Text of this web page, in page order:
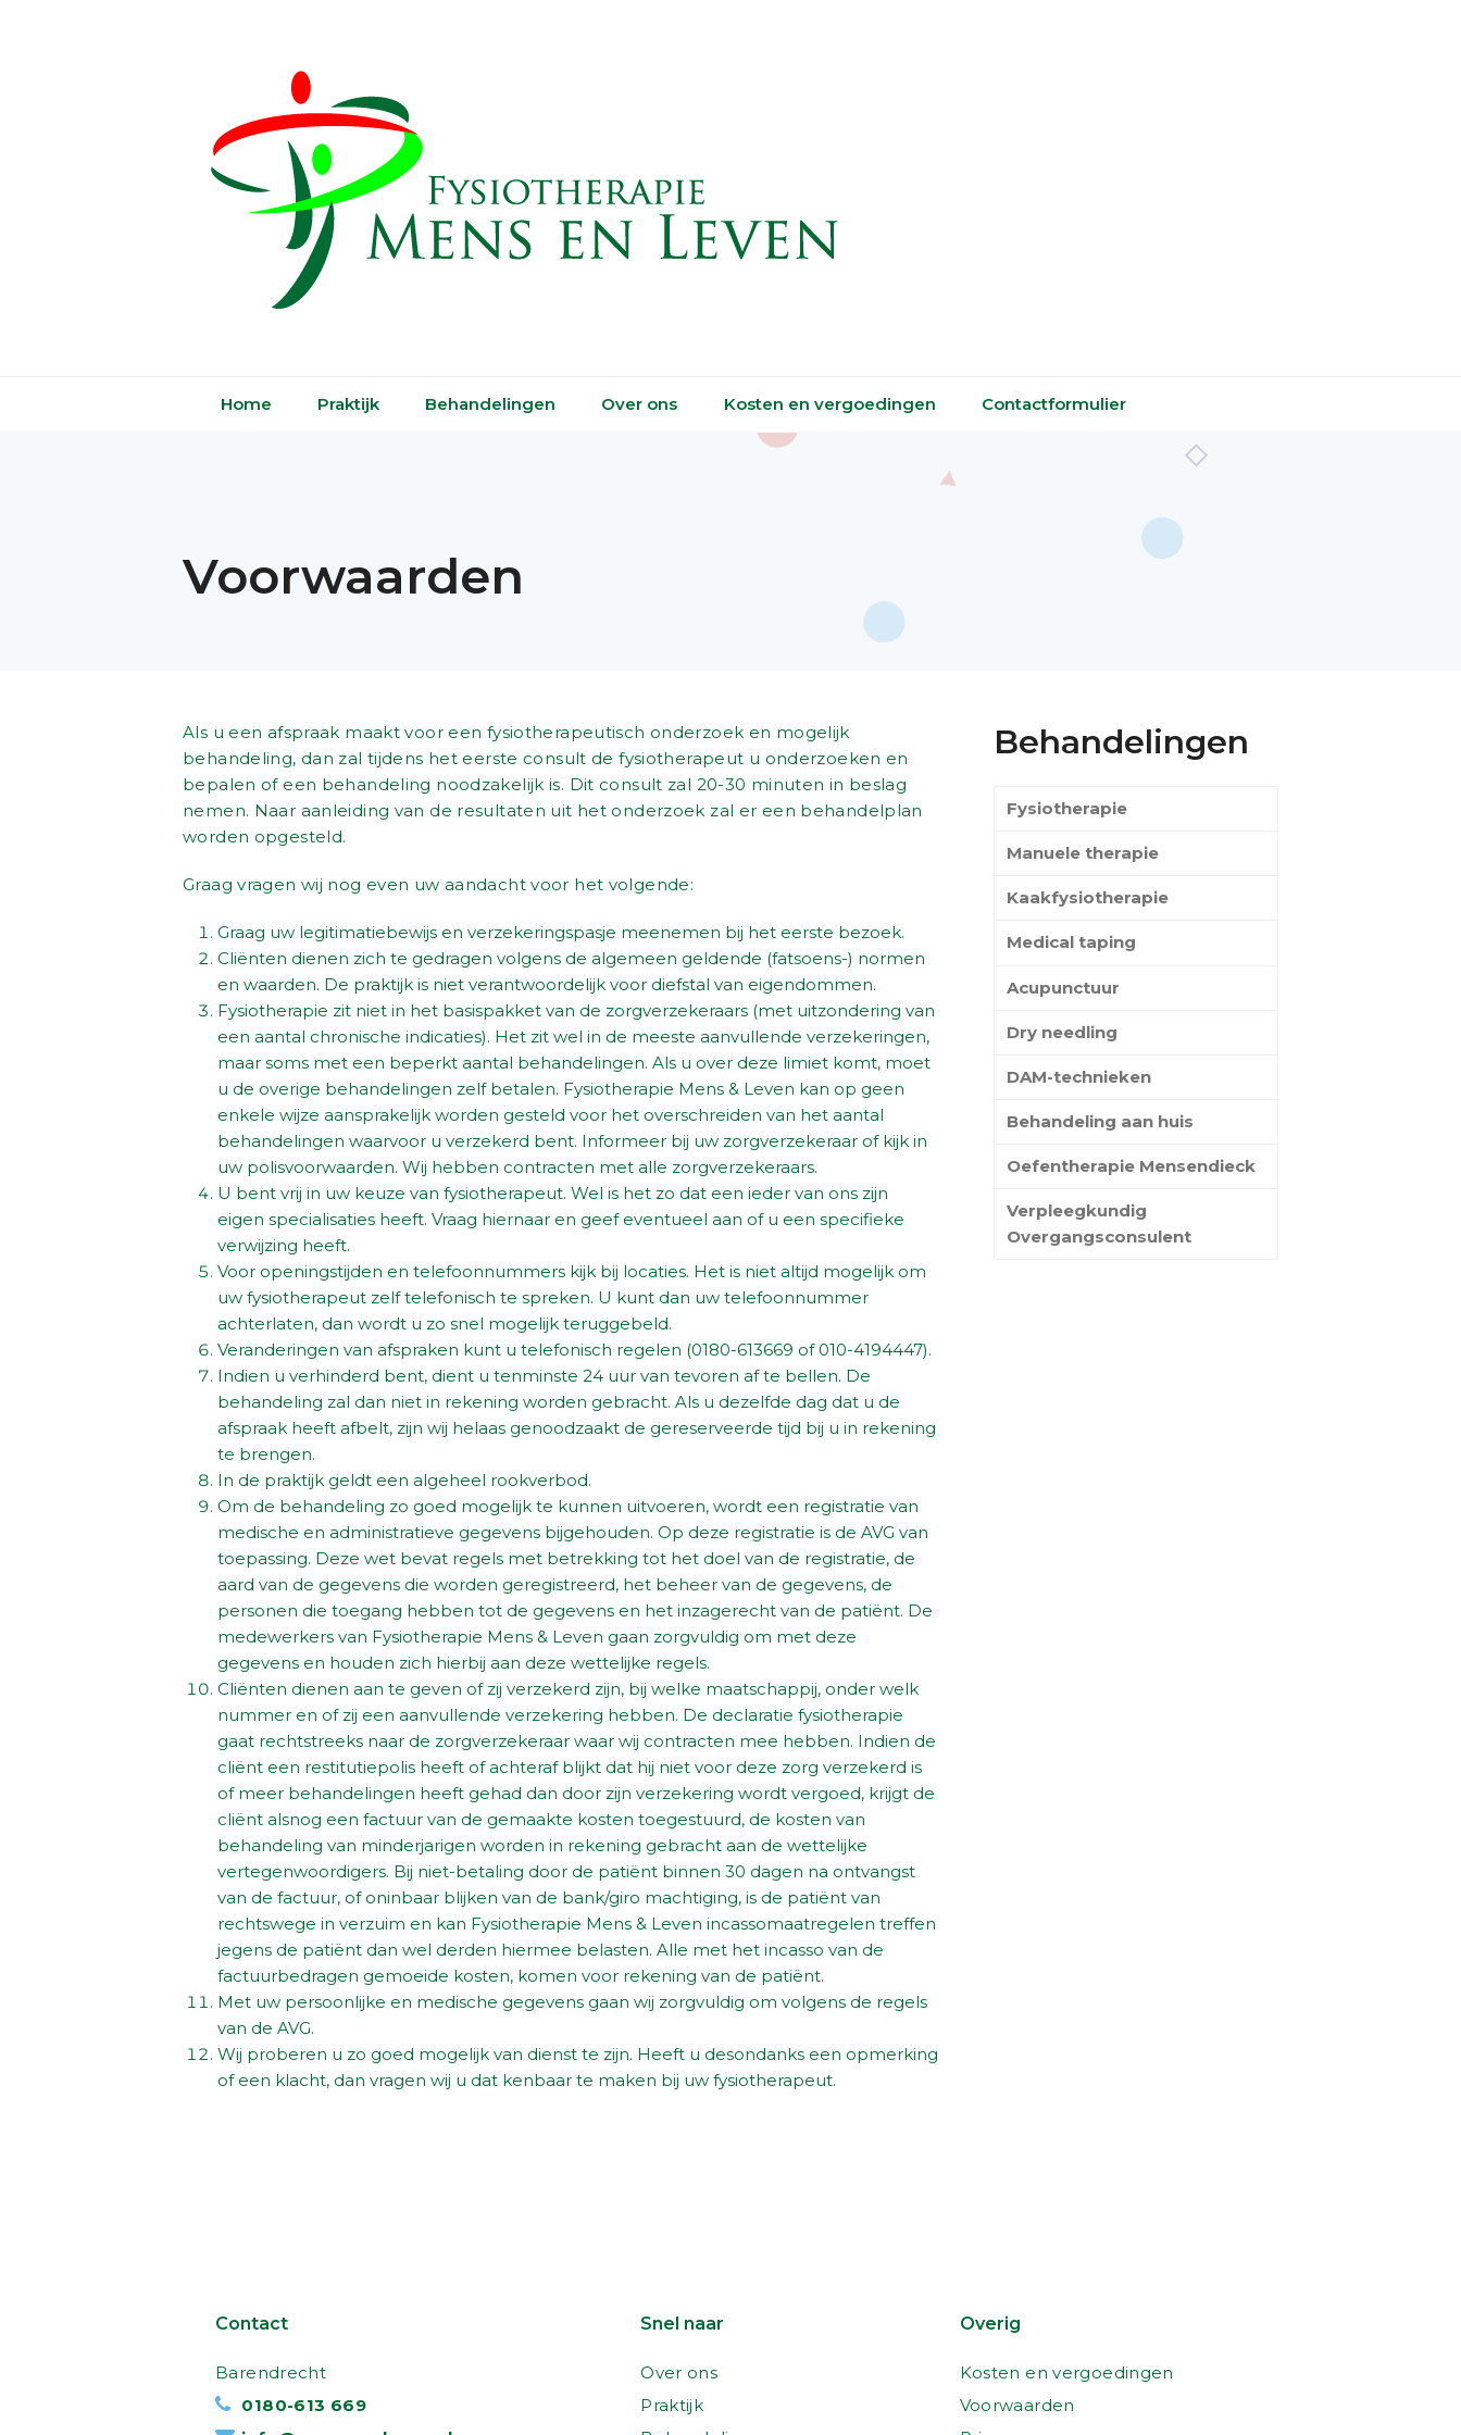
Home Praktijk Behandelingen Over ons Kosten en vergoedingen Contactformulier
Voorwaarden
Als u een afspraak maakt voor een fysiotherapeutisch onderzoek en mogelijk
behandeling, dan zal tijdens het eerste consult de fysiotherapeut u onderzoeken en
bepalen of een behandeling noodzakelijk is. Dit consult zal 20-30 minuten in beslag
nemen. Naar aanleiding van de resultaten uit het onderzoek zal er een behandelplan
worden opgesteld.
Graag vragen wij nog even uw aandacht voor het volgende:
Graag uw legitimatiebewijs en verzekeringspasje meenemen bij het eerste bezoek.
Cliënten dienen zich te gedragen volgens de algemeen geldende (fatsoens-) normen
en waarden. De praktijk is niet verantwoordelijk voor diefstal van eigendommen.
Fysiotherapie zit niet in het basispakket van de zorgverzekeraars (met uitzondering van
een aantal chronische indicaties). Het zit wel in de meeste aanvullende verzekeringen,
maar soms met een beperkt aantal behandelingen. Als u over deze limiet komt, moet
u de overige behandelingen zelf betalen. Fysiotherapie Mens & Leven kan op geen
enkele wijze aansprakelijk worden gesteld voor het overschreiden van het aantal
behandelingen waarvoor u verzekerd bent. Informeer bij uw zorgverzekeraar of kijk in
uw polisvoorwaarden. Wij hebben contracten met alle zorgverzekeraars.
U bent vrij in uw keuze van fysiotherapeut. Wel is het zo dat een ieder van ons zijn
eigen specialisaties heeft. Vraag hiernaar en geef eventueel aan of u een specifieke
verwijzing heeft.
Voor openingstijden en telefoonnummers kijk bij locaties. Het is niet altijd mogelijk om
uw fysiotherapeut zelf telefonisch te spreken. U kunt dan uw telefoonnummer
achterlaten, dan wordt u zo snel mogelijk teruggebeld.
Veranderingen van afspraken kunt u telefonisch regelen (0180-613669 of 010-4194447).
Indien u verhinderd bent, dient u tenminste 24 uur van tevoren af te bellen. De
behandeling zal dan niet in rekening worden gebracht. Als u dezelfde dag dat u de
afspraak heeft afbelt, zijn wij helaas genoodzaakt de gereserveerde tijd bij u in rekening
te brengen.
In de praktijk geldt een algeheel rookverbod.
Om de behandeling zo goed mogelijk te kunnen uitvoeren, wordt een registratie van
medische en administratieve gegevens bijgehouden. Op deze registratie is de AVG van
toepassing. Deze wet bevat regels met betrekking tot het doel van de registratie, de
aard van de gegevens die worden geregistreerd, het beheer van de gegevens, de
personen die toegang hebben tot de gegevens en het inzagerecht van de patiënt. De
medewerkers van Fysiotherapie Mens & Leven gaan zorgvuldig om met deze
gegevens en houden zich hierbij aan deze wettelijke regels.
Cliënten dienen aan te geven of zij verzekerd zijn, bij welke maatschappij, onder welk
nummer en of zij een aanvullende verzekering hebben. De declaratie fysiotherapie
gaat rechtstreeks naar de zorgverzekeraar waar wij contracten mee hebben. Indien de
cliënt een restitutiepolis heeft of achteraf blijkt dat hij niet voor deze zorg verzekerd is
of meer behandelingen heeft gehad dan door zijn verzekering wordt vergoed, krijgt de
cliënt alsnog een factuur van de gemaakte kosten toegestuurd, de kosten van
behandeling van minderjarigen worden in rekening gebracht aan de wettelijke
vertegenwoordigers. Bij niet-betaling door de patiënt binnen 30 dagen na ontvangst
van de factuur, of oninbaar blijken van de bank/giro machtiging, is de patiënt van
rechtswege in verzuim en kan Fysiotherapie Mens & Leven incassomaatregelen treffen
jegens de patiënt dan wel derden hiermee belasten. Alle met het incasso van de
factuurbedragen gemoeide kosten, komen voor rekening van de patiënt.
Met uw persoonlijke en medische gegevens gaan wij zorgvuldig om volgens de regels
van de AVG.
Wij proberen u zo goed mogelijk van dienst te zijn. Heeft u desondanks een opmerking
of een klacht, dan vragen wij u dat kenbaar te maken bij uw fysiotherapeut.
Behandelingen
Fysiotherapie
Manuele therapie
Kaakfysiotherapie
Medical taping
Acupunctuur
Dry needling
DAM-technieken
Behandeling aan huis
Oefentherapie Mensendieck
Verpleegkundig
Overgangsconsulent
Contact
Barendrecht
0180-613 669
Snel naar
Over ons
Praktijk
Overig
Kosten en vergoedingen
Voorwaarden